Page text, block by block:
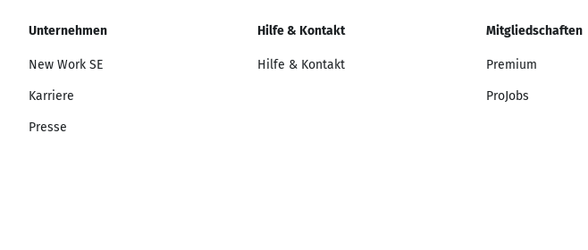
Unternehmen
New Work SE
Karriere
Presse
Hilfe & Kontakt
Hilfe & Kontakt
Mitgliedschaften
Premium
ProJobs